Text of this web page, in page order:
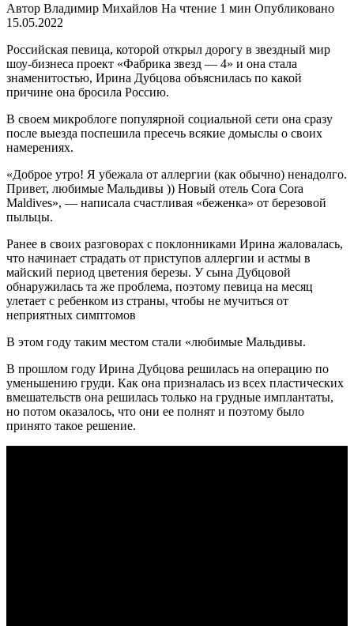
Автор Владимир Михайлов На чтение 1 мин Опубликовано
15.05.2022
Российская певица, которой открыл дорогу в звездный мир
шоу-бизнеса проект «Фабрика звезд — 4» и она стала
знаменитостью, Ирина Дубцова объяснилась по какой
причине она бросила Россию.
В своем микроблоге популярной социальной сети она сразу
после выезда поспешила пресечь всякие домыслы о своих
намерениях.
«Доброе утро! Я убежала от аллергии (как обычно) ненадолго.
Привет, любимые Мальдивы )) Новый отель Cora Cora
Maldives», — написала счастливая «беженка» от березовой
пыльцы.
Ранее в своих разговорах с поклонниками Ирина жаловалась,
что начинает страдать от приступов аллергии и астмы в
майский период цветения березы. У сына Дубцовой
обнаружилась та же проблема, поэтому певица на месяц
улетает с ребенком из страны, чтобы не мучиться от
неприятных симптомов
В этом году таким местом стали «любимые Мальдивы.
В прошлом году Ирина Дубцова решилась на операцию по
уменьшению груди. Как она призналась из всех пластических
вмешательств она решилась только на грудные имплантаты,
но потом оказалось, что они ее полнят и поэтому было
принято такое решение.